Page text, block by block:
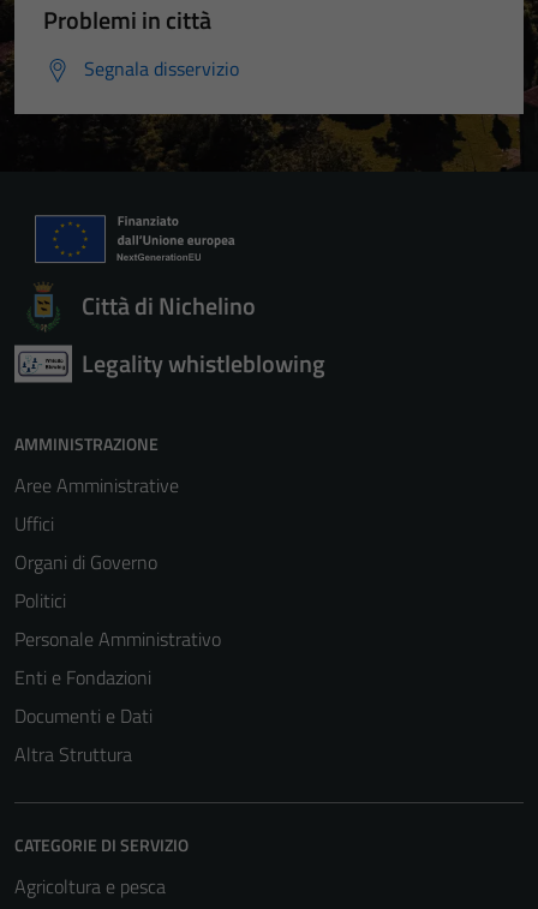
Problemi in città
Segnala disservizio
Città di Nichelino
Legality whistleblowing
AMMINISTRAZIONE
Aree Amministrative
Uffici
Organi di Governo
Politici
Personale Amministrativo
Enti e Fondazioni
Documenti e Dati
Altra Struttura
CATEGORIE DI SERVIZIO
Agricoltura e pesca